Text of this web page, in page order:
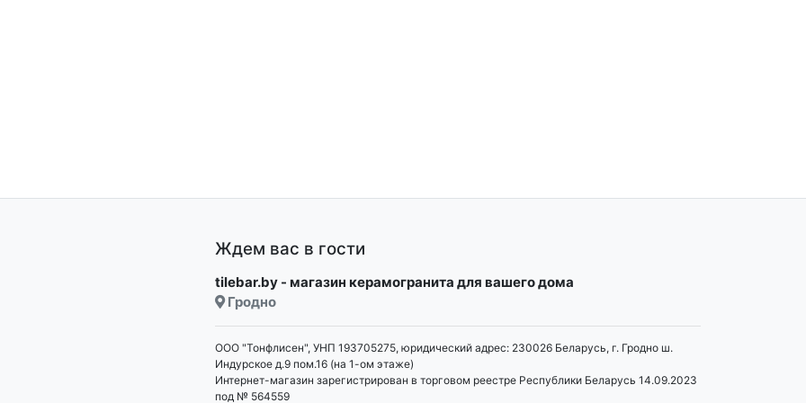
Ждем вас в гости
tilebar.by - магазин керамогранита для вашего дома
Гродно
ООО "Тонфлисен", УНП 193705275, юридический адрес: 230026 Беларусь, г. Гродно ш.
Индурское д.9 пом.16 (на 1-ом этаже)
Интернет-магазин зарегистрирован в торговом реестре Республики Беларусь 14.09.2023
под № 564559